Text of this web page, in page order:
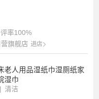
率100%
旗舰店 进店
老人用品湿纸巾湿厕纸家
湿巾
清洁